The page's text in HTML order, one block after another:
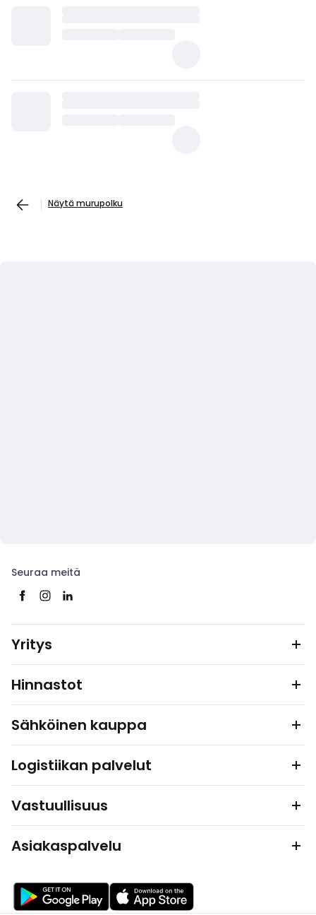
Näytä murupolku
Seuraa meitä
Yritys
Hinnastot
Sähköinen kauppa
Logistiikan palvelut
Vastuullisuus
Asiakaspalvelu